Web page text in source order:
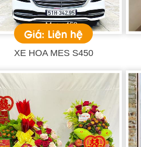
Giá: Liên hệ
XE HOA MES S450